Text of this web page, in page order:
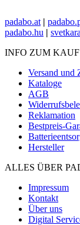
padabo.at |
padabo.hu |
INFO ZUM KAUF
Versand und
Kataloge
AGB
Reklamation
Bestpreis-
Hersteller
ALLES ÜBER
Impressum
Kontakt
Über uns
Digital